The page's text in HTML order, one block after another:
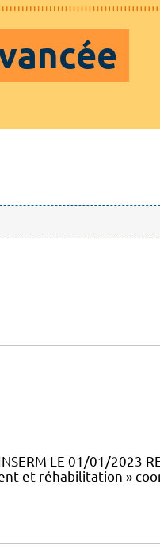
LE 01/01/2023
et réhabilitation »